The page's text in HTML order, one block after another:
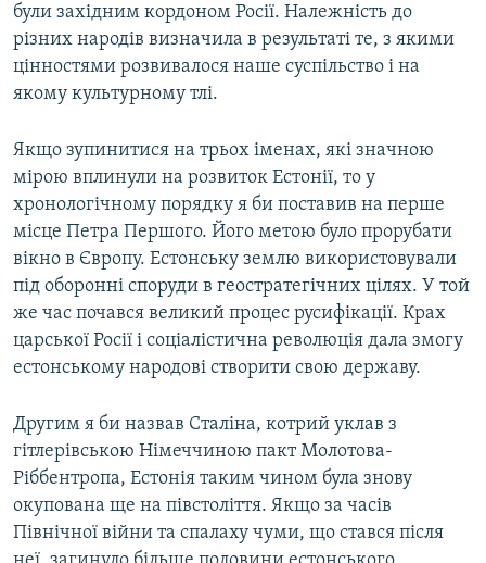
були західним кордоном Росії. Належність до
різних народів визначила в результаті те, з якими
цінностями розвивалося наше суспільство і на
якому культурному тлі.
Якщо зупинитися на трьох іменах, які значною
мірою вплинули на розвиток Естонії, то у
хронологічному порядку я би поставив на перше
місце Петра Першого. Його метою було прорубати
вікно в Європу. Естонську землю використовували
під оборонні споруди в геостратегічних цілях. У той
же час почався великий процес русифікації. Крах
царської Росії і соціалістична революція дала змогу
естонському народові створити свою державу.
Другим я би назвав Сталіна, котрий уклав з
гітлерівською Німеччиною пакт Молотова-
Ріббентропа, Естонія таким чином була знову
окупована ще на півстоліття. Якщо за часів
Північної війни та спалаху чуми, що стався після